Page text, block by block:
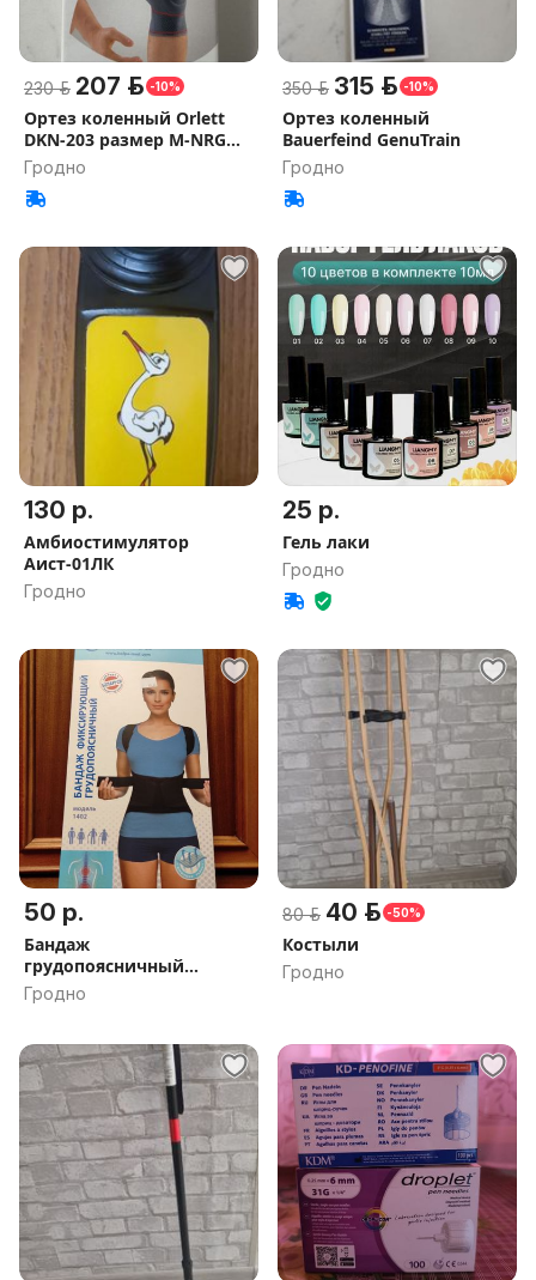
230 р. 207 р. -10%
Ортез коленный Orlett
DKN-203 размер М-NRG
(Серый
Гродно
350 р. 315 р. -10%
Ортез коленный
Bauerfeind GenuTrain
Гродно
130 р.
Амбиостимулятор
Аист-01ЛК
Гродно
25 р.
Гель лаки
Гродно
50 р.
Бандаж
грудопоясничный
фиксирующий
Гродно
80 р. 40 р. -50%
Костыли
Гродно